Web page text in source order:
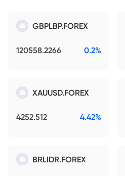
GBPLBP.FOREX
120558.2266 0.2%
XAUUSD.FOREX
4252.512 4.42%
BRLIDR.FOREX